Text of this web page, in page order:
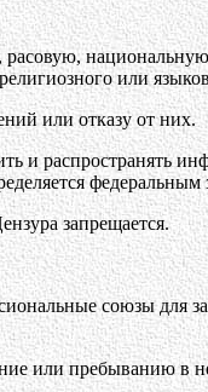
или
или отказу от них.
и распространять
федеральным
запрещается.
союзы для
или пребыванию в